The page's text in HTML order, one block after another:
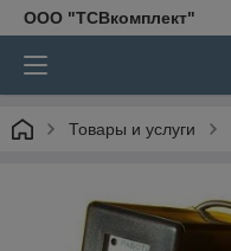
ООО "ТСВкомплект"
Товары и услуги